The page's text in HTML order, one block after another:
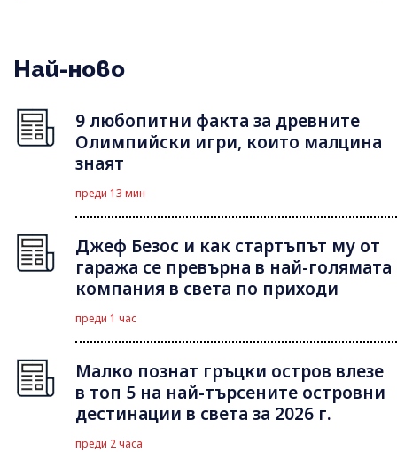
Най-ново
9 любопитни факта за древните
Олимпийски игри, които малцина
знаят
преди 13 мин
Джеф Безос и как стартъпът му от
гаража се превърна в най-голямата
компания в света по приходи
преди 1 час
Малко познат гръцки остров влезе
в топ 5 на най-търсените островни
дестинации в света за 2026 г.
преди 2 часа